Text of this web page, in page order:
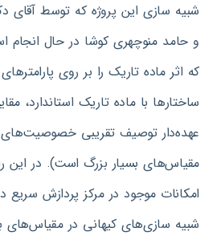
شبیه‌ سازی این پروژه که توسط آقای
و حامد منوچهری کوشا در حال
که اثر ماده تاریک را بر روی
ساختارها با ماده تاریک استاندارد،
عهده‌دار توصیف تقریبی خصوصیت‌های
مقیاس‌های بسیار بزرگ است). در این
امکانات موجود در مرکز پردازش